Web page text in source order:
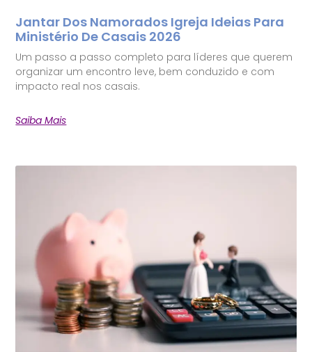
Jantar Dos Namorados Igreja Ideias Para
Ministério De Casais 2026
Um passo a passo completo para líderes que querem
organizar um encontro leve, bem conduzido e com
impacto real nos casais.
Saiba Mais